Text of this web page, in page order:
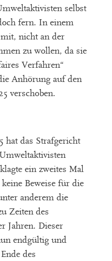
selbst
fern. In einem
nicht an der
zu wollen, da sie
Verfahren“
Anhörung auf den
verschoben.
hat das Strafgericht
ein zweites Mal
Beweise für die
anderem die
Zeiten des
Jahren. Dieser
endgültig und
des